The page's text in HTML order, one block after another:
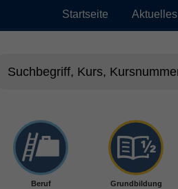
Startseite Aktuelles
Beruf Grundbildung